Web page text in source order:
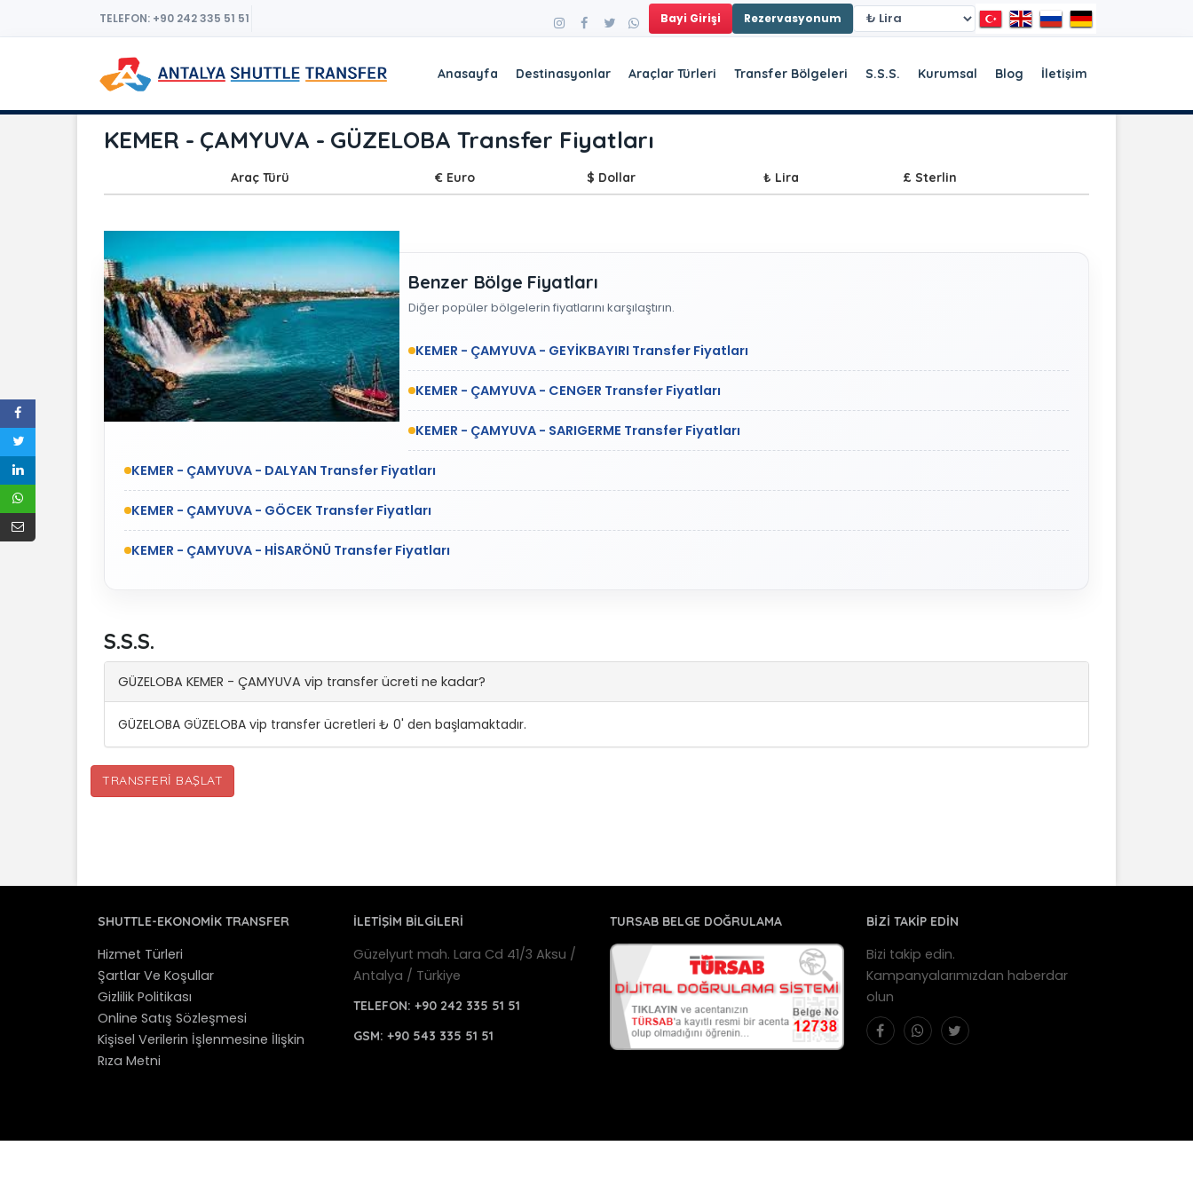
TELEFON: +90 242 335 51 51 Bayi Girişi Rezervasyonum
Anasayfa Destinasyonlar Araçlar Türleri Transfer Bölgeleri S.S.S. Kurumsal Blog İletişim
KEMER - ÇAMYUVA - GÜZELOBA Transfer Fiyatları
Araç Türü € Euro $ Dollar ₺ Lira £ Sterlin
Benzer Bölge Fiyatları
Diğer popüler bölgelerin fiyatlarını karşılaştırın.
KEMER - ÇAMYUVA - GEYİKBAYIRI Transfer Fiyatları
KEMER - ÇAMYUVA - CENGER Transfer Fiyatları
KEMER - ÇAMYUVA - SARIGERME Transfer Fiyatları
KEMER - ÇAMYUVA - DALYAN Transfer Fiyatları
KEMER - ÇAMYUVA - GÖCEK Transfer Fiyatları
KEMER - ÇAMYUVA - HİSARÖNÜ Transfer Fiyatları
S.S.S.
GÜZELOBA KEMER - ÇAMYUVA vip transfer ücreti ne kadar?
GÜZELOBA GÜZELOBA vip transfer ücretleri ₺ 0' den başlamaktadır.
TRANSFERI BAŞLAT
SHUTTLE-EKONOMIK TRANSFER
Hizmet Türleri
Şartlar Ve Koşullar
Gizlilik Politikası
Online Satış Sözleşmesi
Kişisel Verilerin İşlenmesine İlişkin
Rıza Metni
İLETİŞİM BİLGİLERİ
Güzelyurt mah. Lara Cd 41/3 Aksu /
Antalya / Türkiye
TELEFON:+90 242 335 51 51
GSM:+90 543 335 51 51
TURSAB BELGE DOĞRULAMA BİZİ TAKİP EDİN
Bizi takip edin.
Kampanyalarımızdan haberdar
olun